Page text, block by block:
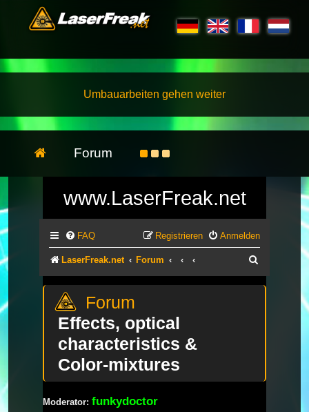
Umbauarbeiten gehen weiter
Forum
www.LaserFreak.net
FAQ Anmelden
Registrieren
LaserFreak.net Forum
Effects, optical
characteristics &
Color-mixtures
Moderator: funkydoctor